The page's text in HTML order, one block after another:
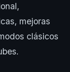
mejoras
clásicos